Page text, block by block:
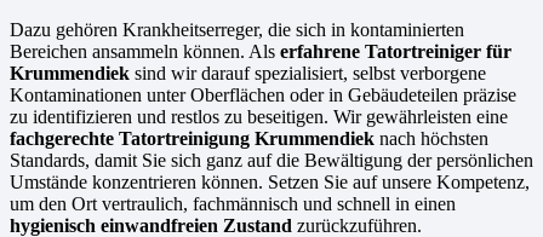
Dazu gehören Krankheitserreger, die sich in kontaminierten
Bereichen ansammeln können. Als erfahrene Tatortreiniger für
Krummendiek sind wir darauf spezialisiert, selbst verborgene
Kontaminationen unter Oberflächen oder in Gebäudeteilen präzise
zu identifizieren und restlos zu beseitigen. Wir gewährleisten eine
fachgerechte Tatortreinigung Krummendiek nach höchsten
Standards, damit Sie sich ganz auf die Bewältigung der persönlichen
Umstände konzentrieren können. Setzen Sie auf unsere Kompetenz,
um den Ort vertraulich, fachmännisch und schnell in einen
hygienisch einwandfreien Zustand zurückzuführen.